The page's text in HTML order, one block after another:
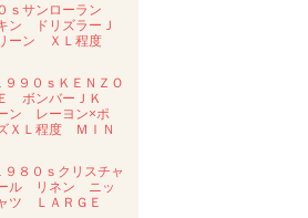
ｓサンローラン
ン ドリズラーＪ
ーン ＸＬ程度
９９０ｓＫＥＮＺＯ
ボンバーＪＫ
ン レーヨン×ポ
ＸＬ程度 ＭＩＮ
９８０ｓクリスチャ
ル リネン ニッ
ャツ ＬＡＲＧＥ